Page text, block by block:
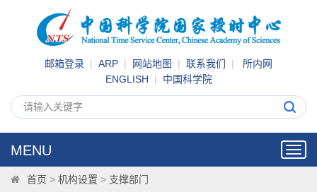
邮箱登录 | ARP | 网站地图 | 联系我们 | 所内网
ENGLISH | 中国科学院
MENU
首页 > 机构设置 > 支撑部门